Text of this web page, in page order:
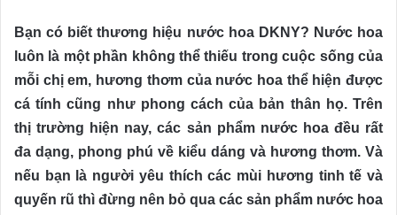
Bạn có biết thương hiệu nước hoa DKNY? Nước hoa
luôn là một phần không thể thiếu trong cuộc sống của
mỗi chị em, hương thơm của nước hoa thể hiện được
cá tính cũng như phong cách của bản thân họ. Trên
thị trường hiện nay, các sản phẩm nước hoa đều rất
đa dạng, phong phú về kiểu dáng và hương thơm. Và
nếu bạn là người yêu thích các mùi hương tinh tế và
quyến rũ thì đừng nên bỏ qua các sản phẩm nước hoa